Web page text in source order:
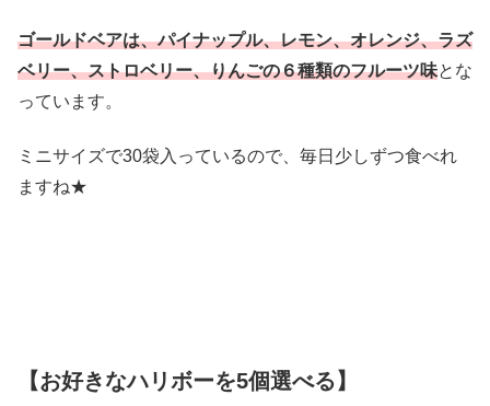
ゴールドベアは、パイナップル、レモン、オレンジ、ラズ
ベリー、ストロベリー、りんごの６種類のフルーツ味とな
っています。
ミニサイズで30袋入っているので、毎日少しずつ食べれ
ますね★
【お好きなハリボーを5個選べる】